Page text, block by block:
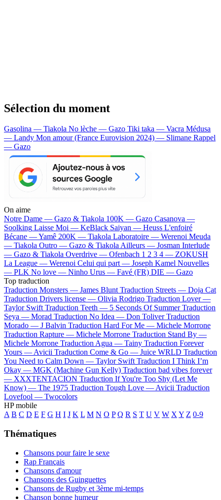
Sélection du moment
Gasolina — Tiakola No lèche — Gazo Tiki taka — Vacra Médusa
— Landy Mon amour (France Eurovision 2024) — Slimane Rappel
— Gazo
On aime
Notre Dame — Gazo & Tiakola 100K — Gazo Casanova —
Soolking Laisse Moi — KeBlack Saiyan — Heuss L'enfoiré
Bécane —Yamê 200K — Tiakola Laboratoire — Werenoi Meuda
— Tiakola Outro — Gazo & TiakolaAilleurs — Josman Interlude
— Gazo & Tiakola Overdrive — Ofenbach 1 2 3 4 — ZOKUSH
La League — Werenoi Celui qui part — Joseph Kamel Nouvelles
— PLK No love — Ninho Urus — Favé (FR) DIE — Gazo
Top traduction
Traduction Monsters — James Blunt Traduction Streets — Doja Cat
Traduction Drivers license — Olivia Rodrigo Traduction Lover —
Taylor Swift Traduction Teeth — 5 Seconds Of Summer Traduction
Seya — Morad Traduction No Idea — Don Toliver Traduction
Morado — J Balvin Traduction Hard For Me — Michele Morrone
Traduction Rapture — Michele Morrone Traduction Stand By —
Michele Morrone Traduction Agua — Tainy Traduction Forever
Yours —Avicii Traduction Come & Go — Juice WRLD Traduction
You Need to Calm Down — Taylor Swift Traduction I Think I’m
Okay — MGK (Machine Gun Kelly) Traduction bad vibes forever
— XXXTENTACION Traduction If You're Too Shy (Let Me
Know) — The 1975 Traduction Tough Love —Avicii Traduction
Lovefool — Twocolors
HP mobile
A B C D E F G H I J K L M N O P Q R S T U V W XY Z 0-9
Thématiques
Chansons pour faire le sexe
Rap Français
Chansons d'amour
Chansons des Guinguettes
Chansons de Rugby et 3ème mi-temps
Chanson bonne humeur